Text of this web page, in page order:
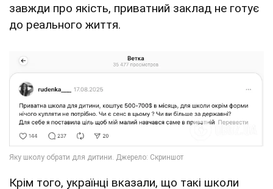
завжди про якість, приватний заклад не готує
до реального життя.
Крім того, українці вказали, що такі школи